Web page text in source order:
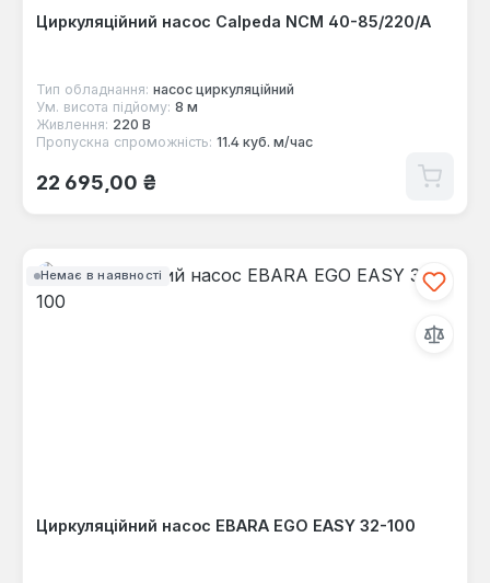
Циркуляційний насос Calpeda NCM 40-85/220/A
Тип обладнання: насос циркуляційний
Ум. висота підйому: 8 м
Живлення: 220 В
Пропускна спроможність: 11.4 куб. м/час
Звичайна ціна:
22 695,00 ₴
Немає в наявності
Циркуляційний насос EBARA EGO EASY 32-100